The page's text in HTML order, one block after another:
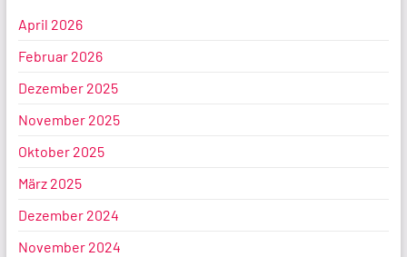
April 2026
Februar 2026
Dezember 2025
November 2025
Oktober 2025
März 2025
Dezember 2024
November 2024